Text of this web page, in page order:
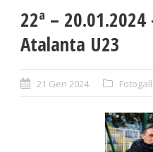
22ª –
Atalanta U23
21 Gen 2024